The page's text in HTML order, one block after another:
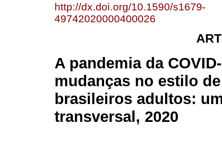
http://dx.doi.org/10.1590/s1679-
49742020000400026
A pandemia da
mudanças no estilo
brasileiros adultos:
transversal, 2020